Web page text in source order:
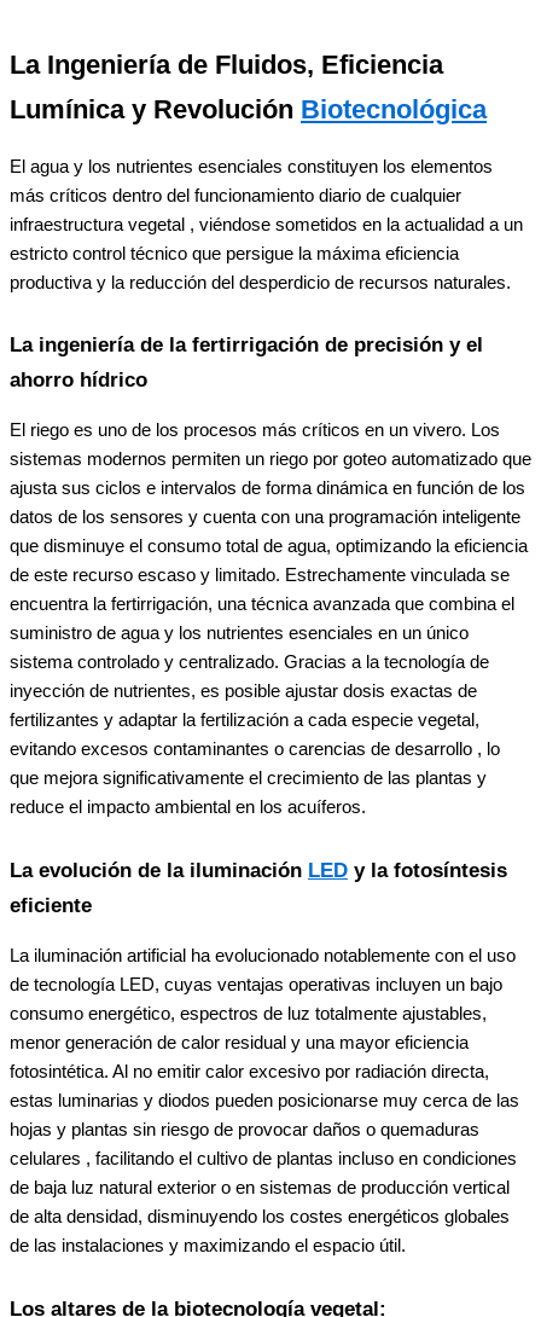
La Ingeniería de Fluidos, Eficiencia
Lumínica y Revolución Biotecnológica
El agua y los nutrientes esenciales constituyen los elementos
más críticos dentro del funcionamiento diario de cualquier
infraestructura vegetal , viéndose sometidos en la actualidad a un
estricto control técnico que persigue la máxima eficiencia
productiva y la reducción del desperdicio de recursos naturales.
La ingeniería de la fertirrigación de precisión y el
ahorro hídrico
El riego es uno de los procesos más críticos en un vivero. Los
sistemas modernos permiten un riego por goteo automatizado que
ajusta sus ciclos e intervalos de forma dinámica en función de los
datos de los sensores y cuenta con una programación inteligente
que disminuye el consumo total de agua, optimizando la eficiencia
de este recurso escaso y limitado. Estrechamente vinculada se
encuentra la fertirrigación, una técnica avanzada que combina el
suministro de agua y los nutrientes esenciales en un único
sistema controlado y centralizado. Gracias a la tecnología de
inyección de nutrientes, es posible ajustar dosis exactas de
fertilizantes y adaptar la fertilización a cada especie vegetal,
evitando excesos contaminantes o carencias de desarrollo , lo
que mejora significativamente el crecimiento de las plantas y
reduce el impacto ambiental en los acuíferos.
La evolución de la iluminación LED y la fotosíntesis
eficiente
La iluminación artificial ha evolucionado notablemente con el uso
de tecnología LED, cuyas ventajas operativas incluyen un bajo
consumo energético, espectros de luz totalmente ajustables,
menor generación de calor residual y una mayor eficiencia
fotosintética. Al no emitir calor excesivo por radiación directa,
estas luminarias y diodos pueden posicionarse muy cerca de las
hojas y plantas sin riesgo de provocar daños o quemaduras
celulares , facilitando el cultivo de plantas incluso en condiciones
de baja luz natural exterior o en sistemas de producción vertical
de alta densidad, disminuyendo los costes energéticos globales
de las instalaciones y maximizando el espacio útil.
Los altares de la biotecnología vegetal: